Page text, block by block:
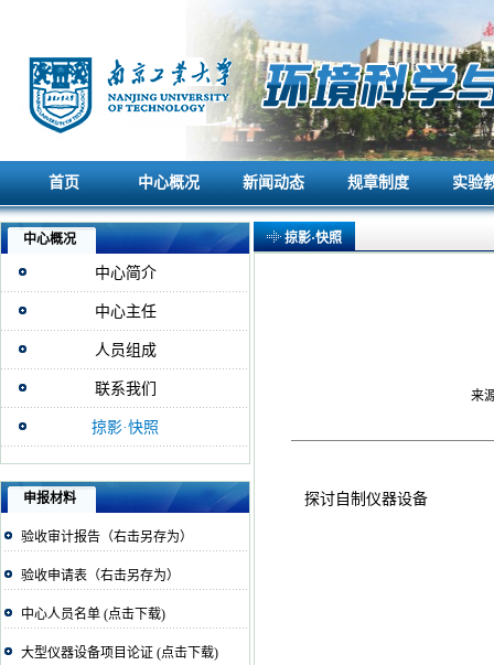
首页
首页
中心概况 新闻动态
新闻动态
规章制度
规章制度
实验
实验
中心概况
中心简介
中心主任
人员组成
联系我们
掠影·快照
申报材料
验收审计报告（右击另存为）
验收申请表（右击另存为）
中心人员名单 (点击下载)
大型仪器设备项目论证 (点击下载)
掠影·快照
来
探讨自制仪器设备